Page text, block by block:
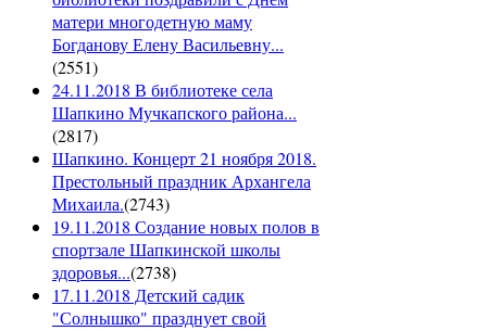
матери многодетную маму
Богданову Елену Васильевну...
(2551)
24.11.2018 В библиотеке села
Шапкино Мучкапского района...
(2817)
Шапкино. Концерт 21 ноября 2018.
Престольный праздник Архангела
Михаила.(2743)
19.11.2018 Создание новых полов в
спортзале Шапкинской школы
здоровья...(2738)
17.11.2018 Детский садик
"Солнышко" празднует свой